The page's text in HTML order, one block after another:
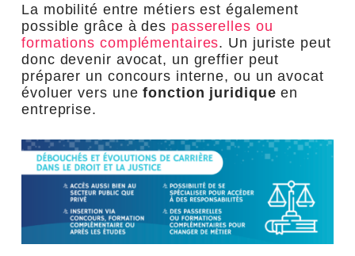
La mobilité entre métiers est également
possible grâce à des passerelles ou
formations complémentaires. Un juriste peut
donc devenir avocat, un greffier peut
préparer un concours interne, ou un avocat
évoluer vers unefonction juridique en
entreprise.